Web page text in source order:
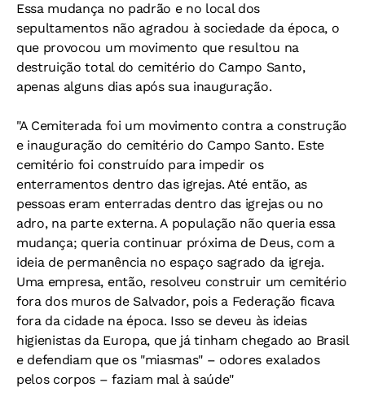
Essa mudança no padrão e no local dos
sepultamentos não agradou à sociedade da época, o
que provocou um movimento que resultou na
destruição total do cemitério do Campo Santo,
apenas alguns dias após sua inauguração.
"A Cemiterada foi um movimento contra a construção
e inauguração do cemitério do Campo Santo. Este
cemitério foi construído para impedir os
enterramentos dentro das igrejas. Até então, as
pessoas eram enterradas dentro das igrejas ou no
adro, na parte externa. A população não queria essa
mudança; queria continuar próxima de Deus, com a
ideia de permanência no espaço sagrado da igreja.
Uma empresa, então, resolveu construir um cemitério
fora dos muros de Salvador, pois a Federação ficava
fora da cidade na época. Isso se deveu às ideias
higienistas da Europa, que já tinham chegado ao Brasil
e defendiam que os "miasmas" – odores exalados
pelos corpos – faziam mal à saúde"